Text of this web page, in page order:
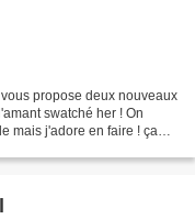
propose deux nouveaux
swatché her ! On
mais j'adore en faire ! ça